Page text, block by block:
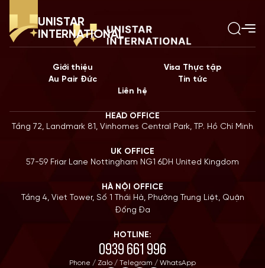
UNISTAR
INTERNATIONAL
Giới thiệu
Visa Thực tập
Au Pair Đức
Tin tức
Liên hệ
HEAD OFFICE
Tầng 72, Landmark 81, Vinhomes Central Park, TP. Hồ Chí Minh
UK OFFICE
57-59 Friar Lane Nottingham NG1 6DH United Kingdom
HÀ NỘI OFFICE
Tầng 4, Viet Tower, Số 1 Thái Hà, Phường Trung Liệt, Quận
Đống Đa
HOTLINE:
0939 661 996
Phone / Zalo / Telegram / WhatsApp